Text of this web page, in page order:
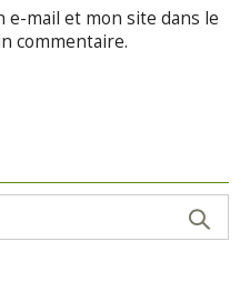
mail et mon site dans le
commentaire.